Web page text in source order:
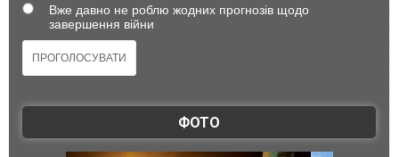
Вже давно не роблю жодних прогнозів щодо
завершення війни
ФОТО